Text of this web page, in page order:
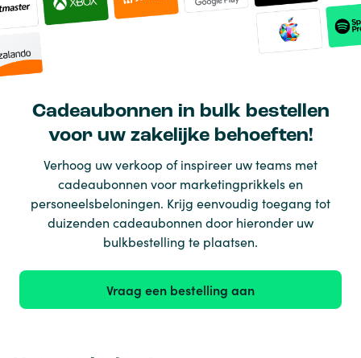
Cadeaubonnen in bulk bestellen
voor uw zakelijke behoeften!
Verhoog uw verkoop of inspireer uw teams met
cadeaubonnen voor marketingprikkels en
personeelsbeloningen. Krijg eenvoudig toegang tot
duizenden cadeaubonnen door hieronder uw
bulkbestelling te plaatsen.
Vraag een bestelling aan